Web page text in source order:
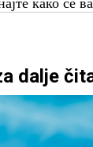
dalje